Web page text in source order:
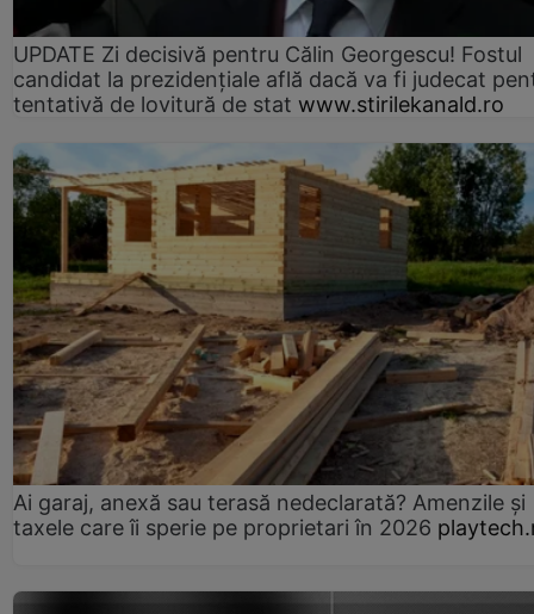
UPDATE Zi decisivă pentru Călin Georgescu! Fostul
candidat la prezidențiale află dacă va fi judecat
tentativă de lovitură de stat www.stirilekanald.ro
Ai garaj, anexă sau terasă nedeclarată? Amenzile și
taxele care îi sperie pe proprietari în 2026